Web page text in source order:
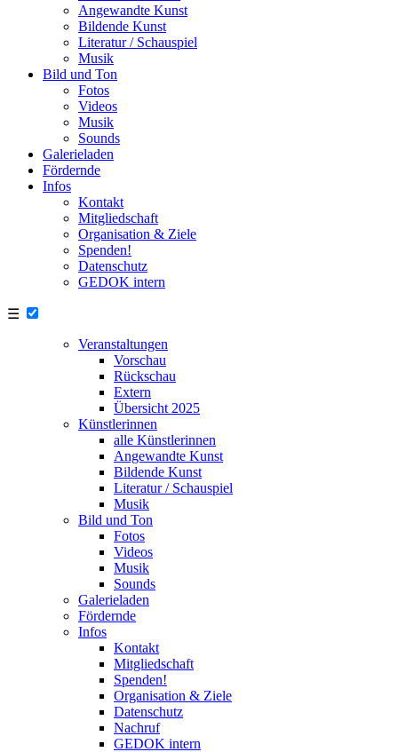
Angewandte Kunst
Bildende Kunst
Literatur / Schauspiel
Musik
Bild und Ton
Fotos
Videos
Musik
Sounds
Galerieladen
Fördernde
Infos
Kontakt
Mitgliedschaft
Organisation & Ziele
Spenden!
Datenschutz
GEDOK intern
☰
Veranstaltungen
Vorschau
Rückschau
Extern
Übersicht 2025
Künstlerinnen
alle Künstlerinnen
Angewandte Kunst
Bildende Kunst
Literatur / Schauspiel
Musik
Bild und Ton
Fotos
Videos
Musik
Sounds
Galerieladen
Fördernde
Infos
Kontakt
Mitgliedschaft
Spenden!
Organisation & Ziele
Datenschutz
Nachruf
GEDOK intern